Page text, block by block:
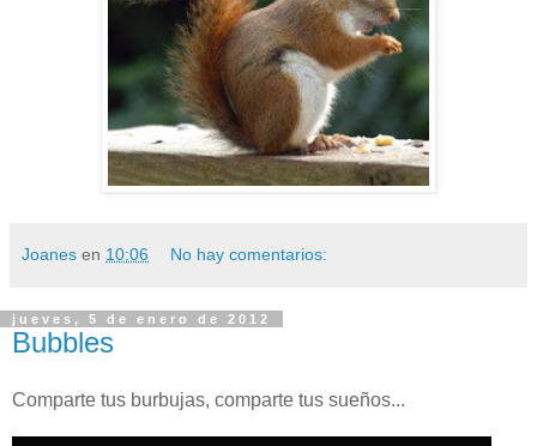
Joanes en 10:06 No hay comentarios:
jueves, 5 de enero de 2012
Bubbles
Comparte tus burbujas, comparte tus sueños...